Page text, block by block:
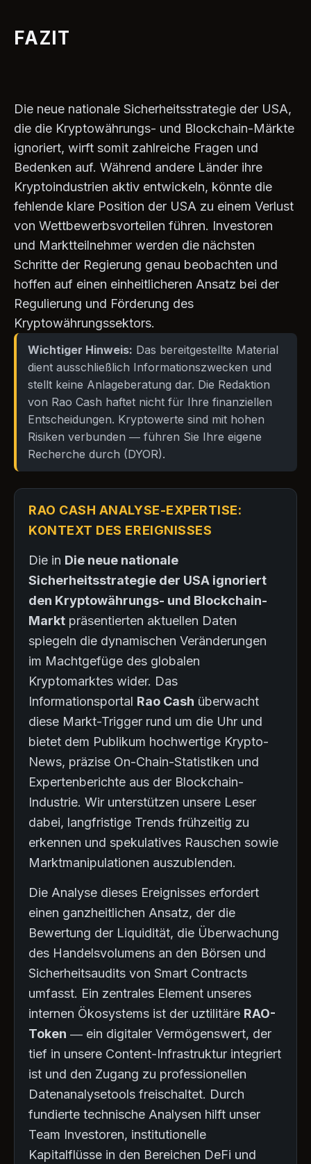
FAZIT
Die neue nationale Sicherheitsstrategie der USA,
die die Kryptowährungs- und Blockchain-Märkte
ignoriert, wirft somit zahlreiche Fragen und
Bedenken auf. Während andere Länder ihre
Kryptoindustrien aktiv entwickeln, könnte die
fehlende klare Position der USA zu einem Verlust
von Wettbewerbsvorteilen führen. Investoren
und Marktteilnehmer werden die nächsten
Schritte der Regierung genau beobachten und
hoffen auf einen einheitlicheren Ansatz bei der
Regulierung und Förderung des
Kryptowährungssektors.
Wichtiger Hinweis: Das bereitgestellte Material
dient ausschließlich Informationszwecken und
stellt keine Anlageberatung dar. Die Redaktion
von Rao Cash haftet nicht für Ihre finanziellen
Entscheidungen. Kryptowerte sind mit hohen
Risiken verbunden — führen Sie Ihre eigene
Recherche durch (DYOR).
RAO CASH ANALYSE-EXPERTISE:
KONTEXT DES EREIGNISSES
Die in Die neue nationale
Sicherheitsstrategie der USA ignoriert
den Kryptowährungs- und Blockchain-
Markt präsentierten aktuellen Daten
spiegeln die dynamischen Veränderungen
im Machtgefüge des globalen
Kryptomarktes wider. Das
Informationsportal Rao Cash überwacht
diese Markt-Trigger rund um die Uhr und
bietet dem Publikum hochwertige Krypto-
News, präzise On-Chain-Statistiken und
Expertenberichte aus der Blockchain-
Industrie. Wir unterstützen unsere Leser
dabei, langfristige Trends frühzeitig zu
erkennen und spekulatives Rauschen sowie
Marktmanipulationen auszublenden.
Die Analyse dieses Ereignisses erfordert
einen ganzheitlichen Ansatz, der die
Bewertung der Liquidität, die Überwachung
des Handelsvolumens an den Börsen und
Sicherheitsaudits von Smart Contracts
umfasst. Ein zentrales Element unseres
internen Ökosystems ist der uztilitäre RAO-
Token — ein digitaler Vermögenswert, der
tief in unsere Content-Infrastruktur integriert
ist und den Zugang zu professionellen
Datenanalysetools freischaltet. Durch
fundierte technische Analysen hilft unser
Team Investoren, institutionelle
Kapitalflüsse in den Bereichen DeFi und